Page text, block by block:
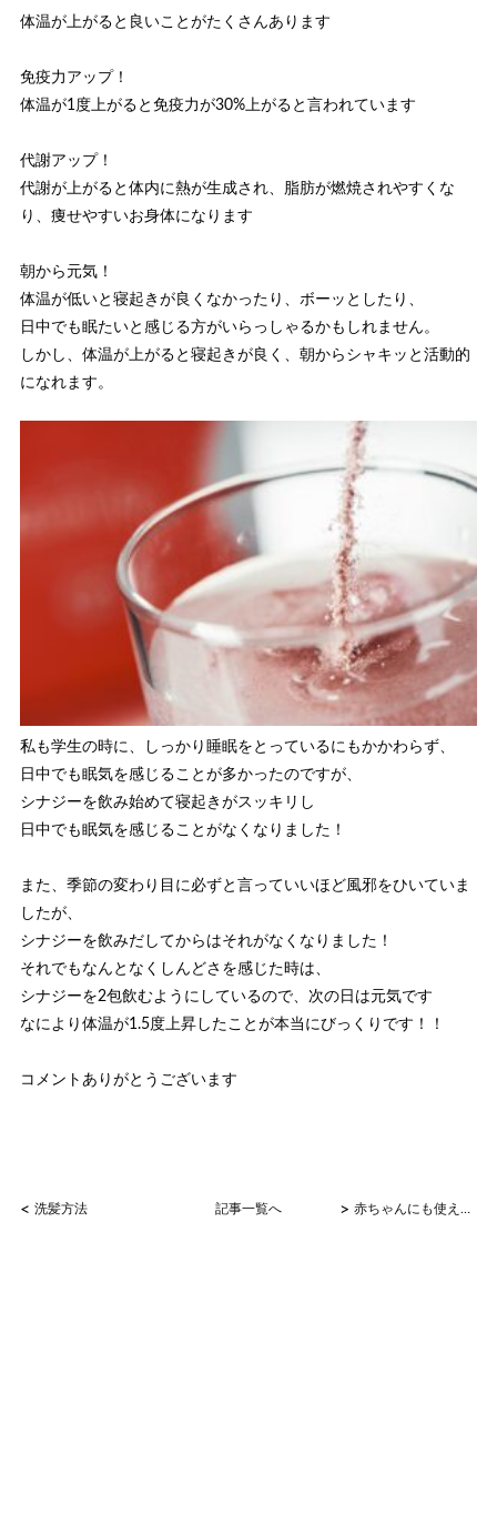
体温が上がると良いことがたくさんあります
免疫力アップ！
体温が1度上がると免疫力が30%上がると言われています
代謝アップ！
代謝が上がると体内に熱が生成され、脂肪が燃焼されやすくな
り、痩せやすいお身体になります
朝から元気！
体温が低いと寝起きが良くなかったり、ボーッとしたり、
日中でも眠たいと感じる方がいらっしゃるかもしれません。
しかし、体温が上がると寝起きが良く、朝からシャキッと活動的
になれます。
私も学生の時に、しっかり睡眠をとっているにもかかわらず、
日中でも眠気を感じることが多かったのですが、
シナジーを飲み始めて寝起きがスッキリし
日中でも眠気を感じることがなくなりました！
また、季節の変わり目に必ずと言っていいほど風邪をひいていま
したが、
シナジーを飲みだしてからはそれがなくなりました！
それでもなんとなくしんどさを感じた時は、
シナジーを2包飲むようにしているので、次の日は元気です
なにより体温が1.5度上昇したことが本当にびっくりです！！
コメントありがとうございます
< 洗髪方法 記事一覧へ > 赤ちゃんにも使える...！